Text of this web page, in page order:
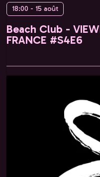
18:00 - 15 août
Beach Club -
FRANCE #S4E6